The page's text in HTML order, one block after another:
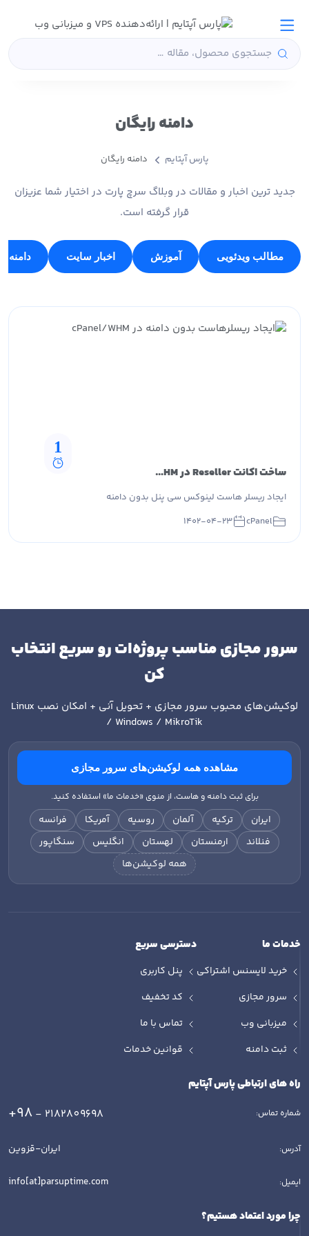
دامنه رایگان
پارس آپتایم دامنه رایگان
جدید ترین اخبار و مقالات در وبلاگ سرچ پارت در اختیار شما عزیزان
قرار گرفته است.
مطالب ویدئویی آموزش اخبار سایت دامنه
1
ساخت اکانت Reseller در cPanel/WHM بدون نیاز به دامنه
ایجاد ریسلر هاست لینوکس سی پنل بدون دامنه
cPanel
۱۴۰۲-۰۴-۲۳
سرور مجازی مناسب پروژه‌ات رو سریع انتخاب
کن
لوکیشن‌های محبوب سرور مجازی + تحویل آنی + امکان نصب Linux
/ Windows / MikroTik
مشاهده همه لوکیشن‌های سرور مجازی
برای ثبت دامنه و هاست، از منوی «خدمات ما» استفاده کنید.
ایران ترکیه آلمان روسیه آمریکا
فرانسه
فنلاند
ارمنستان لهستان انگلیس
سنگاپور
همه لوکیشن‌ها
خدمات ما
خرید لایسنس اشتراکی
سرور مجازی
میزبانی وب
ثبت دامنه
دسترسی سریع
پنل کاربری
کد تخفیف
تماس با ما
قوانین خدمات
راه های ارتباطی پارس آپتایم
شماره تماس: +98 - 2182809698
آدرس: ایران-قزوین
ایمیل: info[at]parsuptime.com
چرا مورد اعتماد هستیم؟